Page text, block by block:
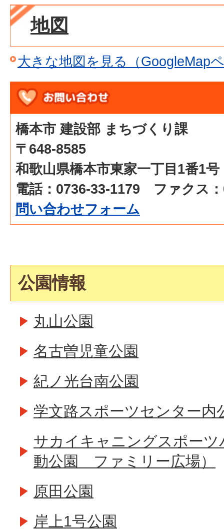
地図
大きな地図を見る（GoogleMap
橋本市 建設部 まちづくり課
〒648-8585
和歌山県橋本市東家一丁目1番1号
電話：0736-33-1179 ファクス
問い合わせフォーム
公園情報
丸山公園
名古曽児童公園
紀ノ光台南公園
学文路スポーツセンター内
サカイキャニングスポーツ
動公園 ファミリー広場）
原田公園
岸上1号公園